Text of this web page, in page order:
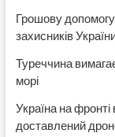
Грошову допомогу
захисників
Туреччина
морі
Україна на
доставлений